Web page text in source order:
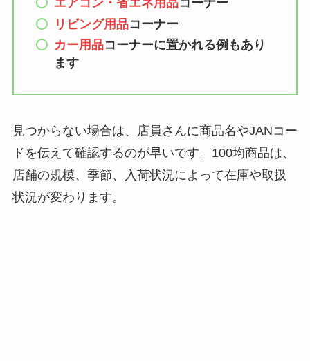
セリア等でチャイル
ドシートカバーは買
すめ通販も紹介！
【100均】ダイソー/
セリア等でテントロ
ープ用LEDライトは
買える？人気アイテ
エアコン・省エネ用品コーナー
リビング用品コーナー
カー用品コーナーに置かれる例もあり
ます
見つからない場合は、店員さんに商品名やJANコー
ドを伝えて確認するのが早いです。100均商品は、
店舗の規模、季節、入荷状況によって在庫や取扱
状況が変わります。